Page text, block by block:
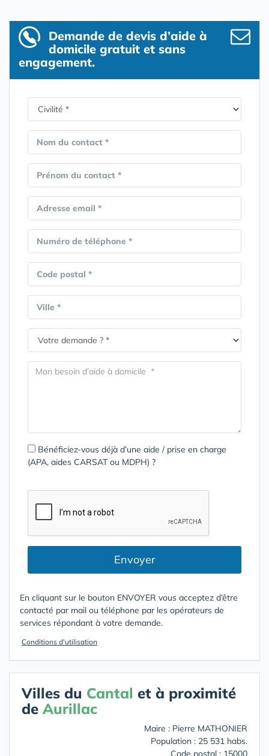
Demande de devis d’aide à
domicile gratuit et sans
engagement.
Nom du contact *
Prénom du contact *
Adresse email *
Numéro de téléphone *
Code postal *
Ville *
Bénéficiez-vous déjà d’une aide / prise en charge
(APA, aides CARSAT ou MDPH) ?
Envoyer
En cliquant sur le bouton ENVOYER vous acceptez d’être
contacté par mail ou téléphone par les opérateurs de
services répondant à votre demande.
Conditions d'utilisation
Villes du Cantal et à proximité
de Aurillac
Maire : Pierre MATHONIER
Population : 25 531 habs.
Code postal : 15000